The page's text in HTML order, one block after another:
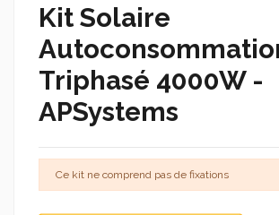
Kit Solaire
Triphasé 4000W -
APSystems
Ce kit ne comprend pas de fixations